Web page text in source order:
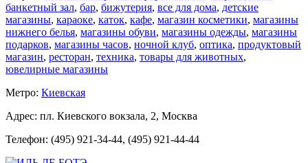
банкетный зал, бар, бижутерия, все для дома, детские
магазины, караоке, каток, кафе, магазин косметики, магазины
нижнего белья, магазины обуви, магазины одежды, магазины
подарков, магазины часов, ночной клуб, оптика, продуктовый
магазин, ресторан, техника, товары для животных,
ювелирные магазины
Метро: Киевская
Адрес: пл. Киевского вокзала, 2, Москва
Телефон: (495) 921-34-44, (495) 921-44-44